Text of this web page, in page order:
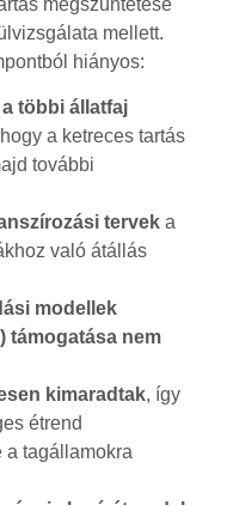
mellett.
hiányos:
többi állatfaj
a ketreces tartás
további
tervek a
való átállás
modellek
támogatása nem
kimaradtak, így
étrend
a tagállamokra